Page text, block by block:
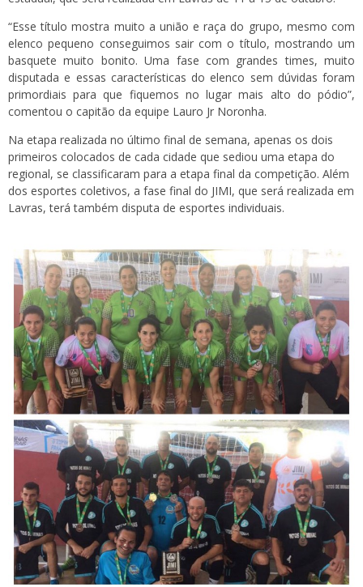
“Esse título mostra muito a união e raça do grupo, mesmo com
elenco pequeno conseguimos sair com o título, mostrando um
basquete muito bonito. Uma fase com grandes times, muito
disputada e essas características do elenco sem dúvidas foram
primordiais para que fiquemos no lugar mais alto do pódio”,
comentou o capitão da equipe Lauro Jr Noronha.
Na etapa realizada no último final de semana, apenas os dois
primeiros colocados de cada cidade que sediou uma etapa do
regional, se classificaram para a etapa final da competição. Além
dos esportes coletivos, a fase final do JIMI, que será realizada em
Lavras, terá também disputa de esportes individuais.